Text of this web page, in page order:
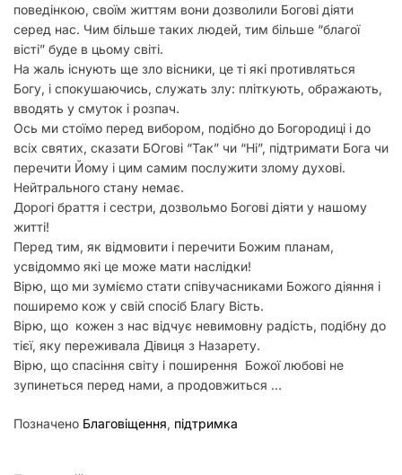
поведінкою, своїм життям вони дозволили Богові діяти
серед нас. Чим більше таких людей, тим більше “благої
вісті” буде в цьому світі.
На жаль існують ще зло вісники, це ті які противляться
Богу, і спокушаючись, служать злу: пліткують, ображають,
вводять у смуток і розпач.
Ось ми стоїмо перед вибором, подібно до Богородиці і до
всіх святих, сказати БОгові “Так” чи “Ні”, підтримати Бога чи
перечити Йому і цим самим послужити злому духові.
Нейтрального стану немає.
Дорогі браття і сестри, дозвольмо Богові діяти у нашому
житті!
Перед тим, як відмовити і перечити Божим планам,
усвідоммо які це може мати наслідки!
Вірю, що ми зуміємо стати співучасниками Божого діяння і
поширемо кож у свій спосіб Благу Вість.
Вірю, що кожен з нас відчує невимовну радість, подібну до
тієї, яку переживала Дівиця з Назарету.
Вірю, що спасіння світу і поширення Божої любові не
зупинеться перед нами, а продовжиться …
Позначено Благовіщення, підтримка